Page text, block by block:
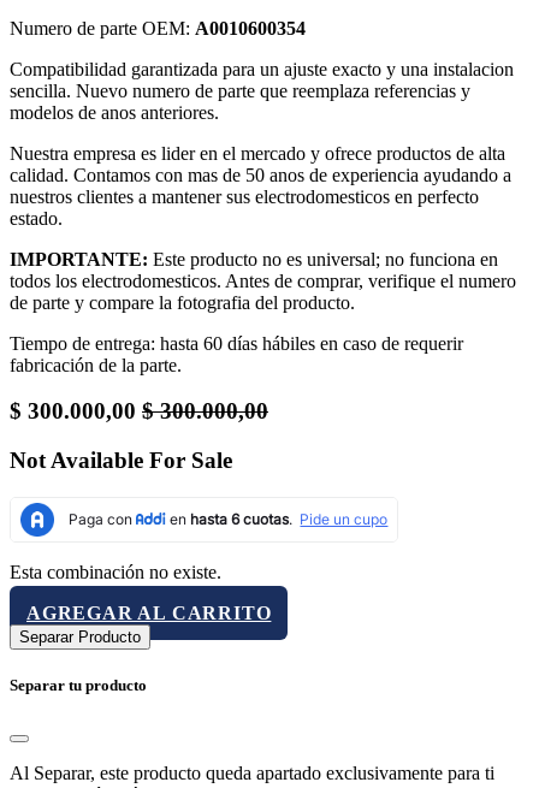
Numero de parte OEM: A0010600354
Compatibilidad garantizada para un ajuste exacto y una instalacion
sencilla. Nuevo numero de parte que reemplaza referencias y
modelos de anos anteriores.
Nuestra empresa es lider en el mercado y ofrece productos de alta
calidad. Contamos con mas de 50 anos de experiencia ayudando a
nuestros clientes a mantener sus electrodomesticos en perfecto
estado.
IMPORTANTE: Este producto no es universal; no funciona en
todos los electrodomesticos. Antes de comprar, verifique el numero
de parte y compare la fotografia del producto.
Tiempo de entrega: hasta 60 días hábiles en caso de requerir
fabricación de la parte.
$ 300.000,00 $300.000,00
Not Available For Sale
Esta combinación no existe.
AGREGAR AL CARRITO
Separar Producto
Separar tu producto
Al Separar, este producto queda apartado exclusivamente para ti